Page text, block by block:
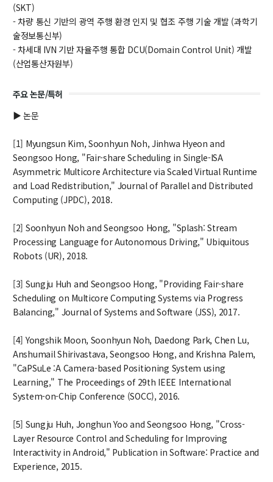
(SKT)
- 차량 통신 기반의 광역 주행 환경 인지 및 협조 주행 기술 개발 (과학기
술정보통신부)
- 차세대 IVN 기반 자율주행 통합 DCU(Domain Control Unit) 개발
(산업통산자원부)
주요 논문/특허
▶ 논문
[1] Myungsun Kim, Soonhyun Noh, Jinhwa Hyeon and
Seongsoo Hong, "Fair-share Scheduling in Single-ISA
Asymmetric Multicore Architecture via Scaled Virtual Runtime
and Load Redistribution," Journal of Parallel and Distributed
Computing (JPDC), 2018.
[2] Soonhyun Noh and Seongsoo Hong, "Splash: Stream
Processing Language for Autonomous Driving," Ubiquitous
Robots (UR), 2018.
[3] Sungju Huh and Seongsoo Hong, "Providing Fair-share
Scheduling on Multicore Computing Systems via Progress
Balancing," Journal of Systems and Software (JSS), 2017.
[4] Yongshik Moon, Soonhyun Noh, Daedong Park, Chen Lu,
Anshumail Shirivastava, Seongsoo Hong, and Krishna Palem,
"CaPSuLe :A Camera-based Positioning System using
Learning," The Proceedings of 29th IEEE International
System-on-Chip Conference (SOCC), 2016.
[5] Sungju Huh, Jonghun Yoo and Seongsoo Hong, "Cross-
Layer Resource Control and Scheduling for Improving
Interactivity in Android," Publication in Software: Practice and
Experience, 2015.